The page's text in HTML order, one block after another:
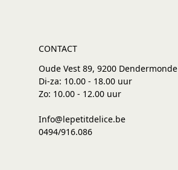
CONTACT
Oude Vest 89, 9200 Dendermonde
Di-za: 10.00 - 18.00 uur
Zo: 10.00 - 12.00 uur
Info@lepetitdelice.be
0494/916.086